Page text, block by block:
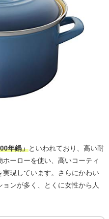
年鍋」といわれており、高い耐
ーローを使い、高いコーティ
現しています。さらにかわい
ンが多く、とくに女性から人